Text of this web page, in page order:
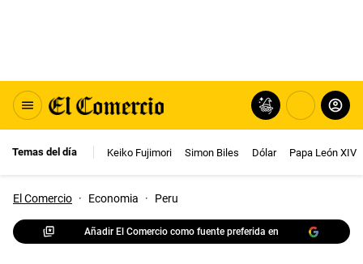
Temas del día Keiko Fujimori Simon Biles Dólar Papa León XIV
El Comercio · Economia · Peru
Añadir El Comercio como fuente preferida en